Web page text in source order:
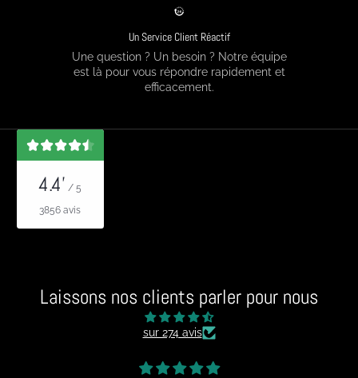
Un Service Client Réactif
Une question ? Un besoin ? Notre équipe
est là pour vous répondre rapidement et
efficacement.
4.4' / 5
3856 avis
Laissons nos clients parler pour nous
sur 274 avis